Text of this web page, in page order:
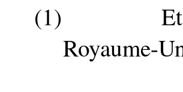
(1)
Royaume-